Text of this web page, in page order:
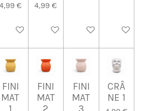
panier
€
Ajouter au panier
4,99 €
Ajouter au panierAjouter au panier
Ajouter
FINI
MAT
1
FINI
MAT
2
FINI
MAT
3
CRÂ
NE 1